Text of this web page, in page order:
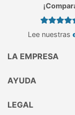
Lee nuestras
LA EMPRESA
AYUDA
LEGAL